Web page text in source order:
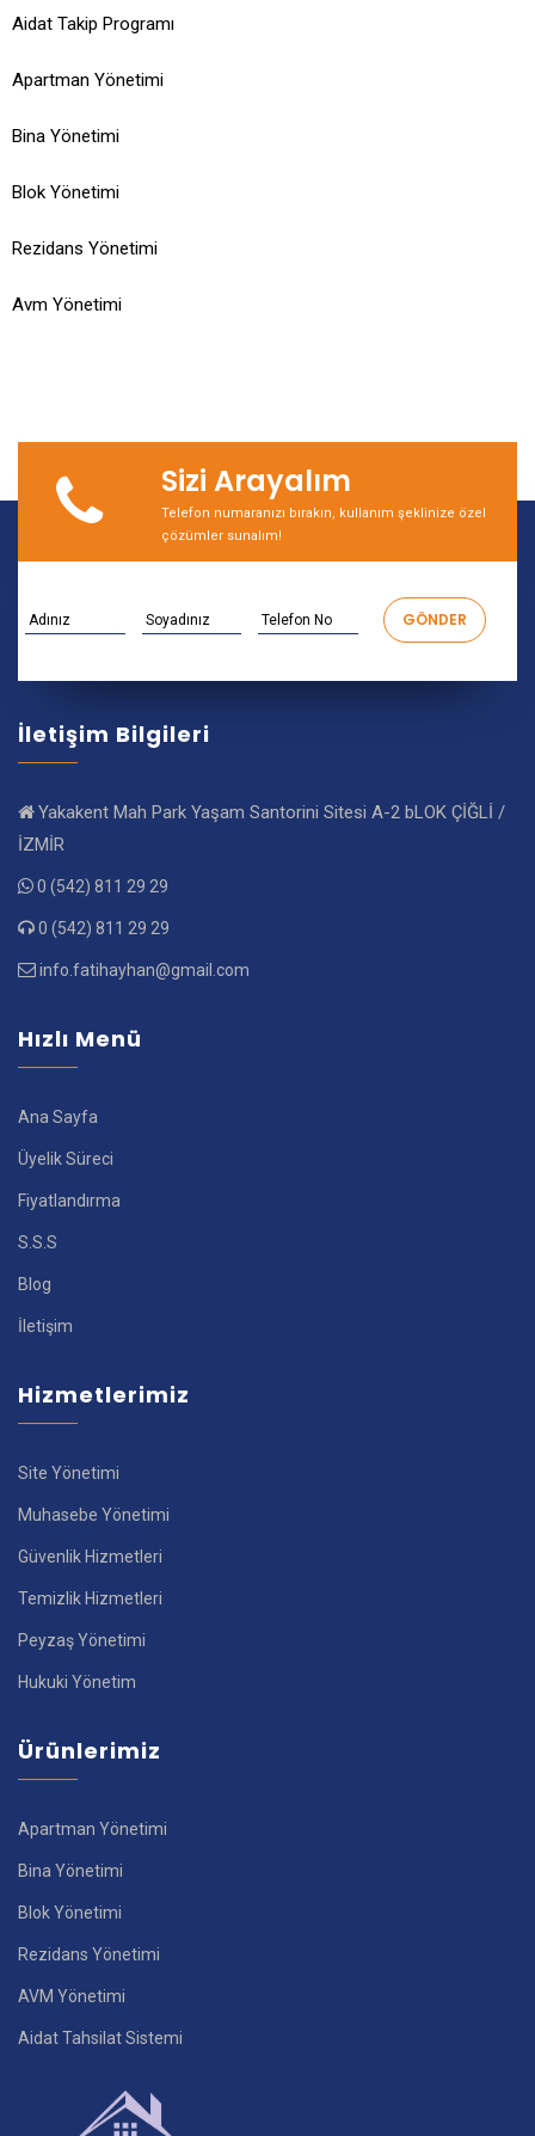
Aidat Takip Programı
Apartman Yönetimi
Bina Yönetimi
Blok Yönetimi
Rezidans Yönetimi
Avm Yönetimi
Sizi Arayalım
Telefon numaranızı bırakın, kullanım şeklinize özel
çözümler sunalım!
İletişim Bilgileri
Yakakent Mah Park Yaşam Santorini Sitesi A-2 bLOK ÇİĞLİ /
İZMİR
0 (542) 811 29 29
0 (542) 811 29 29
info.fatihayhan@gmail.com
Hızlı Menü
Ana Sayfa
Üyelik Süreci
Fiyatlandırma
S.S.S
Blog
İletişim
Hizmetlerimiz
Site Yönetimi
Muhasebe Yönetimi
Güvenlik Hizmetleri
Temizlik Hizmetleri
Peyzaş Yönetimi
Hukuki Yönetim
Ürünlerimiz
Apartman Yönetimi
Bina Yönetimi
Blok Yönetimi
Rezidans Yönetimi
AVM Yönetimi
Aidat Tahsilat Sistemi